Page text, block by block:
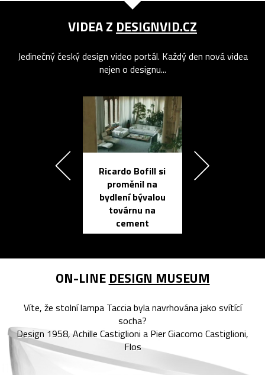
VIDEA Z DESIGNVID.CZ
Jedinečný český design video portál. Každý den nová videa
nejen o designu...
Ricardo Bofill si
proměnil na
bydlení bývalou
továrnu na
cement
ON-LINE DESIGN MUSEUM
Víte, že stolní lampa Taccia byla navrhována jako svítící
socha?
Design 1958, Achille Castiglioni a Pier Giacomo Castiglioni,
Flos